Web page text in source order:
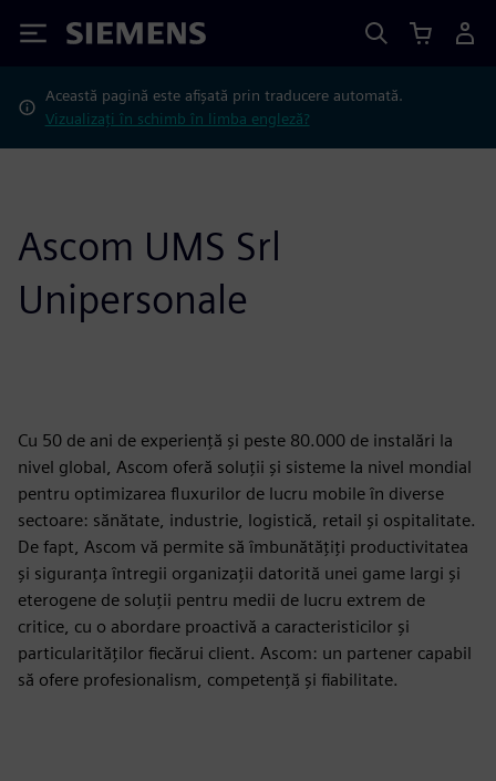
Siemens
Această pagină este afișată prin traducere automată.
Vizualizați în schimb în limba engleză?
Ascom UMS Srl
Unipersonale
Cu 50 de ani de experiență și peste 80.000 de instalări la
nivel global, Ascom oferă soluții și sisteme la nivel mondial
pentru optimizarea fluxurilor de lucru mobile în diverse
sectoare: sănătate, industrie, logistică, retail și ospitalitate.
De fapt, Ascom vă permite să îmbunătățiți productivitatea
și siguranța întregii organizații datorită unei game largi și
eterogene de soluții pentru medii de lucru extrem de
critice, cu o abordare proactivă a caracteristicilor și
particularităților fiecărui client. Ascom: un partener capabil
să ofere profesionalism, competență și fiabilitate.